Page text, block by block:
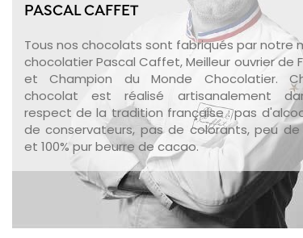
PASCAL CAFFET
Tous nos chocolats sont fabriqués par notre
chocolatier Pascal Caffet, Meilleur ouvrier de
et Champion du Monde Chocolatier.
chocolat est réalisé artisanalement
respect de la tradition française : pas
de conservateurs, pas de colorants, peu de
et 100% pur beurre de cacao.